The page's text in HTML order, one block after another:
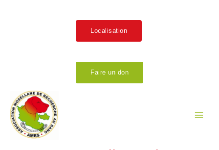
Localisation
Faire un don